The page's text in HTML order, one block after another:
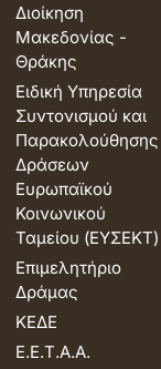
Διοίκηση
Μακεδονίας -
Θράκης
Ειδική Υπηρεσία
Συντονισμού και
Παρακολούθησης
Δράσεων
Ευρωπαϊκού
Κοινωνικού
Ταμείου (ΕΥΣΕΚΤ)
Επιμελητήριο
Δράμας
ΚΕΔΕ
Ε.Ε.Τ.Α.Α.